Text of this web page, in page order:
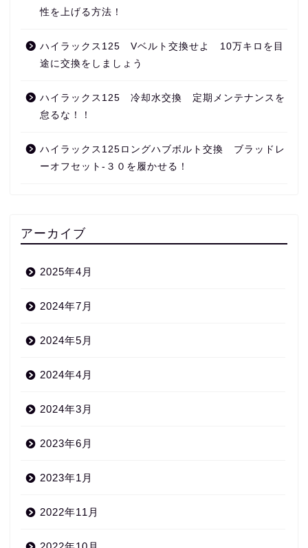
性を上げる方法！
ハイラックス125 Vベルト交換せよ 10万キロを目
途に交換をしましょう
ハイラックス125 冷却水交換 定期メンテナンスを
怠るな！！
ハイラックス125ロングハブボルト交換 ブラッドレ
ーオフセット‐３０を履かせる！
アーカイブ
2025年4月
2024年7月
2024年5月
2024年4月
2024年3月
2023年6月
2023年1月
2022年11月